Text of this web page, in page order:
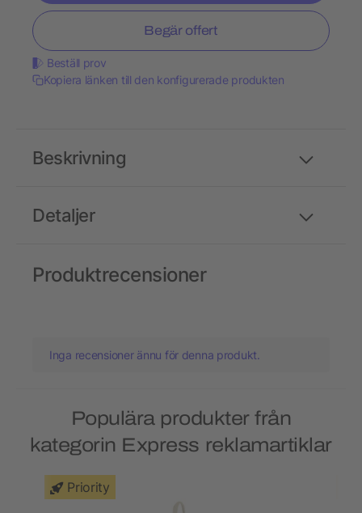
Begär offert
Beställ prov
Kopiera länken till den konfigurerade produkten
Detaljer
Beskrivning
Produktrecensioner
Inga recensioner ännu för denna produkt.
Populära produkter från
kategorin Express reklamartiklar
Priority